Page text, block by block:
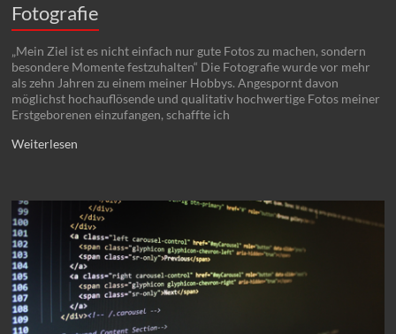
Fotografie
„Mein Ziel ist es nicht einfach nur gute Fotos zu machen, sondern
besondere Momente festzuhalten“ Die Fotografie wurde vor mehr
als zehn Jahren zu einem meiner Hobbys. Angespornt davon
möglichst hochauflösende und qualitativ hochwertige Fotos meiner
Erstgeborenen einzufangen, schaffte ich
Weiterlesen